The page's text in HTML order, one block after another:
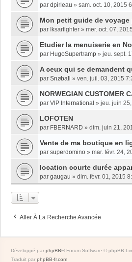
par dpirleau » sam. oct. 10, 2015
Mon petit guide de voyage
par Iksarfighter » mer. oct. 07,
Etudier la menuiserie en
par HugoSupertramp » jeu. sept.
A ceux qui se demandent
par Snøball » ven. juil. 03, 2015
NORWEGIAN CUSTOMER
par VIP International » jeu. juin
LOFOTEN
par FBERNARD » dim. juin 21,
Vente de ma boutique en
par superdomino » mar. févr. 24,
location courte durée
par gaugau » dim. févr. 01, 2015
Aller À La Recherche Avancée
Développé par phpBB® Forum Software © phpBB
Traduit par phpBB-fr.com